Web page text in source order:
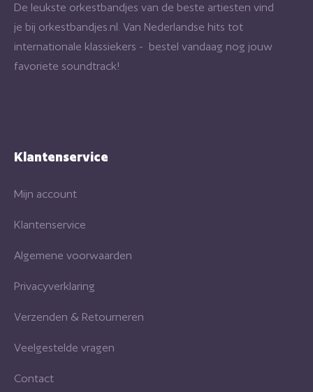
De leukste orkestbandjes van de beste artiesten vind
je bij orkestbandjes.nl. Van Nederlandse hits tot
internationale klassiekers - bestel vandaag nog jouw
favoriete soundtrack!
Klantenservice
Mijn account
Klantenservice
Algemene voorwaarden
Privacyverklaring
Verzenden & Retourneren
Veelgestelde vragen
Contact